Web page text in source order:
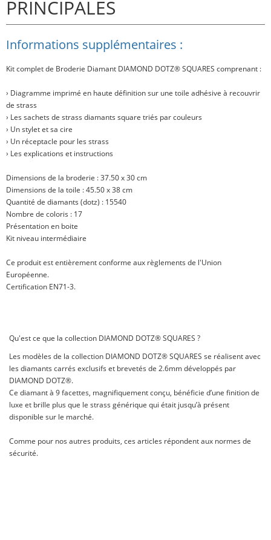
PRINCIPALES
Informations supplémentaires :
Kit complet de Broderie Diamant DIAMOND DOTZ® SQUARES comprenant :
› Diagramme imprimé en haute définition sur une toile adhésive à recouvrir
de strass
› Les sachets de strass diamants square triés par couleurs
› Un stylet et sa cire
› Un réceptacle pour les strass
› Les explications et instructions
Dimensions de la broderie : 37.50 x 30 cm
Dimensions de la toile : 45.50 x 38 cm
Quantité de diamants (dotz) : 15540
Nombre de coloris : 17
Présentation en boite
Kit niveau intermédiaire
Ce produit est entièrement conforme aux règlements de l'Union
Européenne.
Certification EN71-3.
Qu'est ce que la collection DIAMOND DOTZ® SQUARES ?
Les modèles de la collection DIAMOND DOTZ® SQUARES se réalisent avec
les diamants carrés exclusifs et brevetés de 2.6mm développés par
DIAMOND DOTZ®.
Ce diamant à 9 facettes, magnifiquement conçu, bénéficie d’une finition de
luxe et brille plus que le strass générique qui était jusqu’à présent
disponible sur le marché.
Comme pour nos autres produits, ces articles répondent aux normes de
sécurité.